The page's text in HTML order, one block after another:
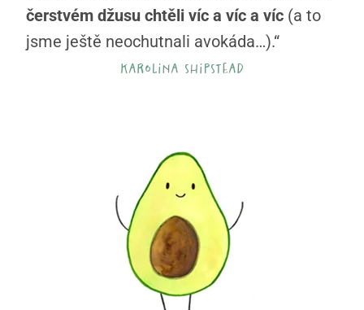
čerstvém džusu chtěli víc a víc a víc (a to
jsme ještě neochutnali avokáda…).“
karolina shipstead